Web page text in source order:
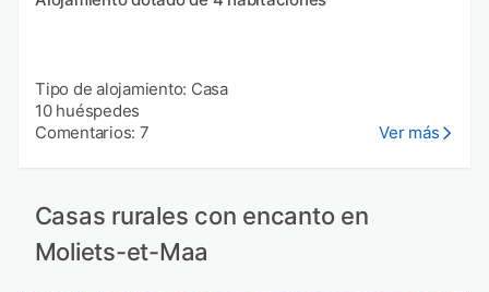
Tipo de alojamiento: Casa
10 huéspedes
Comentarios: 7
Ver más
Casas rurales con encanto en
Moliets-et-Maa